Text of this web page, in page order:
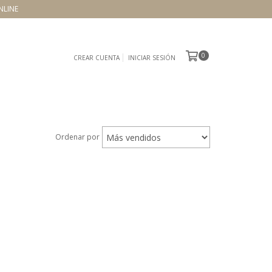
CREAR CUENTA INICIAR SESIÓN 0
Ordenar por